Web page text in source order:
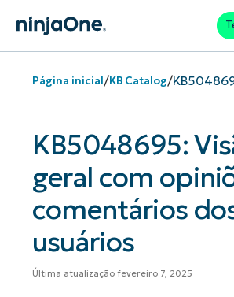
Página inicial/KB Catalog/
KB5048695:
geral com
comentários
usuários
Última atualização fevereiro 7, 2025